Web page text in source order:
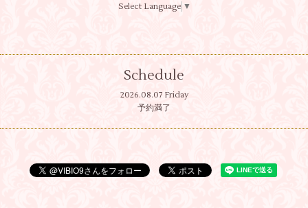
Select Language ▼
Schedule
2026.08.07 Friday
予約満了